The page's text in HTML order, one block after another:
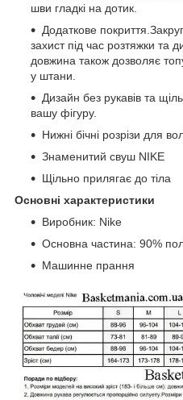
шви гладкі на дотик.
Додаткове
захист під час розтяжки та
довжина також дозволяє
у штани.
Дизайн без рукавів та
вашу фігуру.
Нижні бічні розрізи для
Знаменитий свуш NIKE
Щільно прилягає до тіла
Основні характеристики
Виробник: Nike
Основна частина: 90%
Машинне прання